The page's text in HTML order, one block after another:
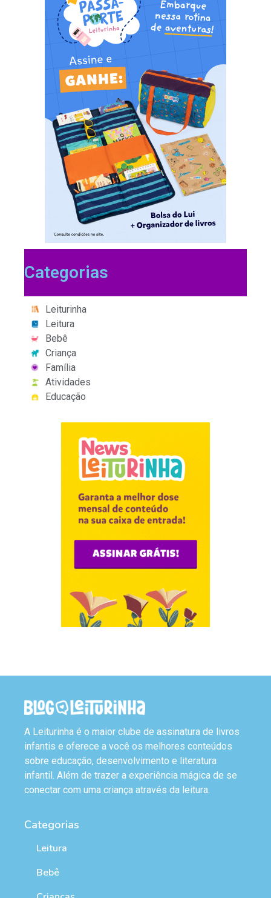
Categorias
Leiturinha
Leitura
Bebê
Criança
Família
Atividades
Educação
A Leiturinha é o maior clube de assinatura de livros
infantis e oferece a você os melhores conteúdos
sobre educação, desenvolvimento e literatura
infantil. Além de trazer a experiência mágica de se
conectar com uma criança através da leitura.
Categorias
Leitura
Bebê